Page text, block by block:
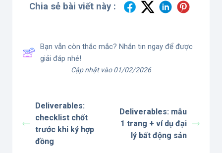
Chia sẻ bài viết này :
Bạn vẫn còn thắc mắc? Nhắn tin ngay để được
giải đáp nhé!
Cập nhật vào 01/02/2026
Deliverables:
checklist chốt
trước khi ký hợp
đồng
Deliverables: mẫu
1 trang + ví dụ đại
lý bất động sản